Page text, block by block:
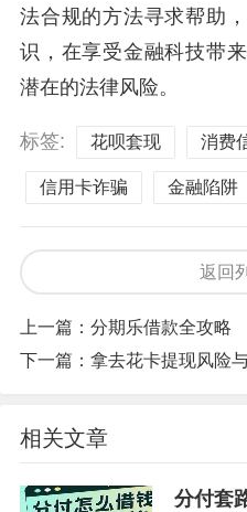
法合规的方法寻求帮助
识，在享受金融科技带
潜在的法律风险。
标签: 花呗套现 消费
信用卡诈骗 金融陷阱
返回
上一篇： 分期乐借款全攻略
下一篇： 拿去花卡提现风险
相关文章
分付套